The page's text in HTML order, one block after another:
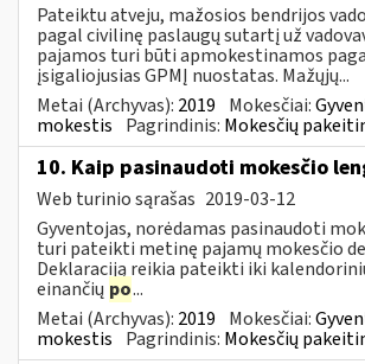
Pateiktu atveju, mažosios bendrijos
pagal civilinę paslaugų sutartį už
pajamos turi būti apmokestinamos
įsigaliojusias GPMĮ nuostatas. Mažųjų...
Metai (Archyvas): 2019 Mokesčiai:
mokestis Pagrindinis: Mokesčių
10. Kaip pasinaudoti mokesčio
Web turinio sąrašas 2019-03-12
Gyventojas, norėdamas pasinaudoti
turi pateikti metinę pajamų mokesčio
Deklaraciją reikia pateikti iki
einančių po...
Metai (Archyvas): 2019 Mokesčiai:
mokestis Pagrindinis: Mokesčių